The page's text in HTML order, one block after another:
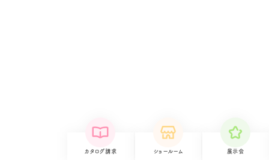
カタログ請求 ショールーム 展示会